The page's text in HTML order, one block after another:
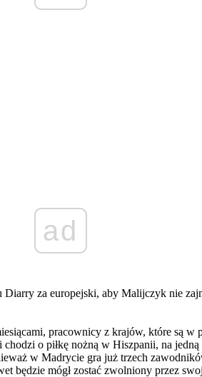
ad
za europejski, aby Malijczyk nie
pracownicy z krajów, które są
o piłkę nożną w Hiszpanii, na
w Madrycie gra już trzech
będzie mógł zostać zwolniony przez